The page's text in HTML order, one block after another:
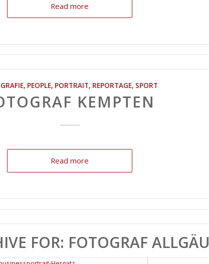
Read more
, PEOPLE, PORTRAIT, REPORTAGE, SPORT
KEMPTEN
Read more
FOR: FOTOGRAF ALLGÄU